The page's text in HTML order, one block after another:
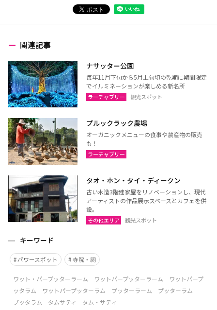
関連記事
ナサッター公園
毎年11月下旬から5月上旬頃の乾期に期間限定
でイルミネーションが楽しめる新名所
ラーチャブリー 観光スポット
プルックラック農場
オーガニックメニューの食事や農産物の販売
も！
ラーチャブリー
タオ・ホン・タイ・ディークン
古い木造3階建家屋をリノベーションし、現代
アーティストの作品展示スペースとカフェを併
設。
その他エリア 観光スポット
キーワード
パワースポット 寺院・祠
ワット・パープッターラーム ワットパープッターラーム ワットパープ
ッタラム ワットパープッターラム プッターラーム プッターラム
プッタラム タムサティ タム・サティ